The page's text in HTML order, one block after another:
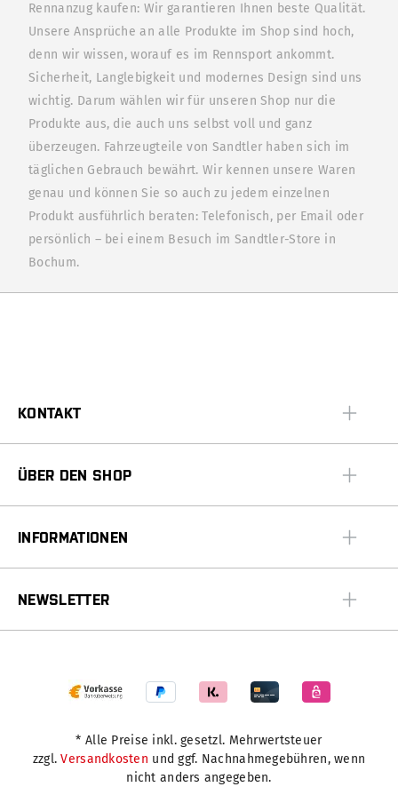
Rennanzug kaufen: Wir garantieren Ihnen beste Qualität.
Unsere Ansprüche an alle Produkte im Shop sind hoch,
denn wir wissen, worauf es im Rennsport ankommt.
Sicherheit, Langlebigkeit und modernes Design sind uns
wichtig. Darum wählen wir für unseren Shop nur die
Produkte aus, die auch uns selbst voll und ganz
überzeugen. Fahrzeugteile von Sandtler haben sich im
täglichen Gebrauch bewährt. Wir kennen unsere Waren
genau und können Sie so auch zu jedem einzelnen
Produkt ausführlich beraten: Telefonisch, per Email oder
persönlich – bei einem Besuch im Sandtler-Store in
Bochum.
KONTAKT
ÜBER DEN SHOP
INFORMATIONEN
NEWSLETTER
* Alle Preise inkl. gesetzl. Mehrwertsteuer
zzgl.Versandkosten und ggf. Nachnahmegebühren, wenn
nicht anders angegeben.